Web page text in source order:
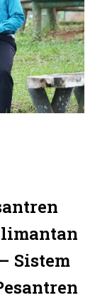
Sistem